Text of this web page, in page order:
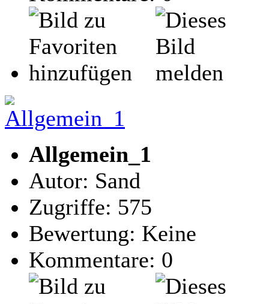
Allgemein_1
Autor: Sand
Zugriffe: 575
Bewertung: Keine
Kommentare: 0